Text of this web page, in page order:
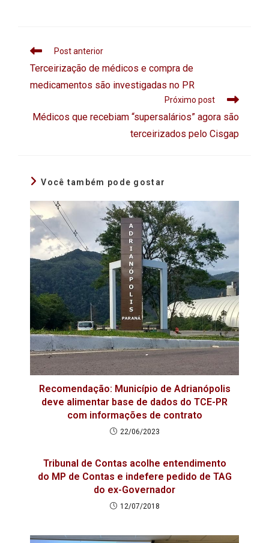
Post anterior
Terceirização de médicos e compra de
medicamentos são investigadas no PR
Próximo post
Médicos que recebiam “supersalários” agora são
terceirizados pelo Cisgap
Você também pode gostar
Recomendação: Município de Adrianópolis
deve alimentar base de dados do TCE-PR
com informações de contrato
22/06/2023
Tribunal de Contas acolhe entendimento
do MP de Contas e indefere pedido de TAG
do ex-Governador
12/07/2018